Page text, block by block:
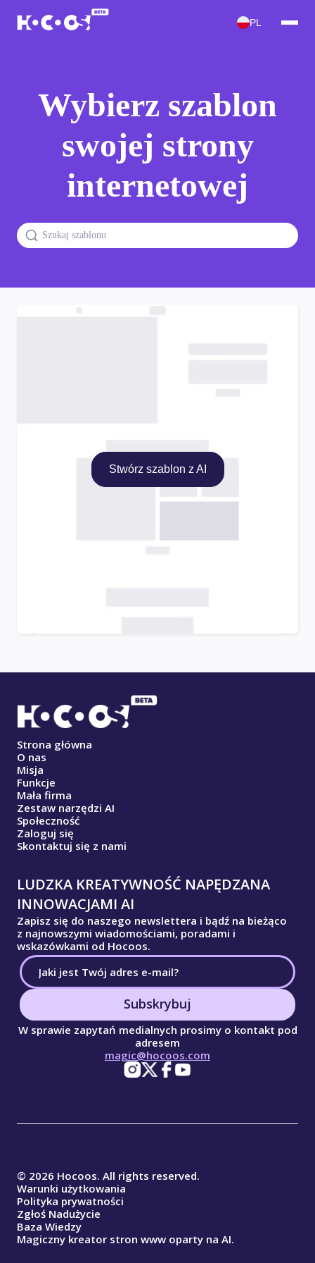
PL
Wybierz szablon
swojej strony
internetowej
Stwórz szablon z AI
Strona główna
O nas
Misja
Funkcje
Mała firma
Zestaw narzędzi AI
Społeczność
Zaloguj się
Skontaktuj się z nami
LUDZKA KREATYWNOŚĆ NAPĘDZANA
INNOWACJAMI AI
Zapisz się do naszego newslettera i bądź na bieżąco
z najnowszymi wiadomościami, poradami i
wskazówkami od Hocoos.
Subskrybuj
W sprawie zapytań medialnych prosimy o kontakt pod
adresem
magic@hocoos.com
© 2026 Hocoos. All rights reserved.
Warunki użytkowania
Polityka prywatności
Zgłoś Nadużycie
Baza Wiedzy
Magiczny kreator stron www oparty na AI.